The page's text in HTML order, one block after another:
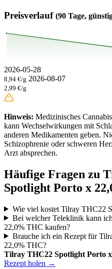
Preisverlauf (90 Tage,
2026-05-28
8,94 €/g 2026-08-07
2,99 €/g
Hinweis: Medizinisches
kann Wechselwirkungen mit
anderen Medikamenten geben.
Schizophrenie oder schweren
Arzt absprechen.
Häufige Fragen zu
Spotlight Porto x
Wie viel kostet Tilray THC22
Bei welcher Teleklinik kann
22,0% THC kaufen?
Brauche ich ein Rezept für
22,0% THC?
Tilray THC22 Spotlight Porto
Rezept holen →